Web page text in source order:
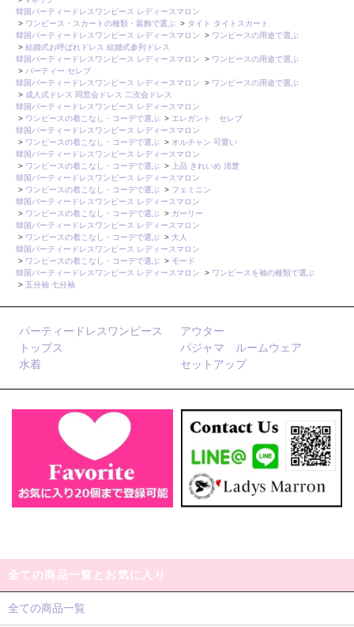
韓国パーティードレスワンピース レディースマロン
> ワンピース・スカートの種類・装飾で選ぶ > タイト タイトスカート
韓国パーティードレスワンピース レディースマロン
> ワンピースの用途で選ぶ
> 結婚式お呼ばれドレス 結婚式参列ドレス
韓国パーティードレスワンピース レディースマロン
> ワンピースの用途で選ぶ
> パーティー セレブ
韓国パーティードレスワンピース レディースマロン
> ワンピースの用途で選ぶ
> 成人式ドレス 同窓会ドレス 二次会ドレス
韓国パーティードレスワンピース レディースマロン
> ワンピースの着こなし・コーデで選ぶ > エレガント セレブ
韓国パーティードレスワンピース レディースマロン
> ワンピースの着こなし・コーデで選ぶ > オルチャン 可愛い
韓国パーティードレスワンピース レディースマロン
> ワンピースの着こなし・コーデで選ぶ >
上品 きれいめ 清楚
韓国パーティードレスワンピース レディースマロン
> ワンピースの着こなし・コーデで選ぶ > フェミニン
韓国パーティードレスワンピース レディースマロン
> ワンピースの着こなし・コーデで選ぶ > ガーリー
韓国パーティードレスワンピース レディースマロン
> ワンピースの着こなし・コーデで選ぶ > 大人
韓国パーティードレスワンピース レディースマロン
> ワンピースの着こなし・コーデで選ぶ > モード
韓国パーティードレスワンピース レディースマロン
> ワンピースを袖の種類で選ぶ
> 五分袖 七分袖
パーティードレスワンピース
アウター
トップス
パジャマ ルームウェア
水着
セットアップ
全ての商品一覧とお気に入り
全ての商品一覧